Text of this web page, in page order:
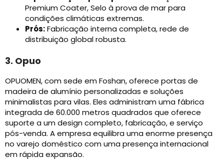
Premium Coater, Selo à prova de mar para
condições climáticas extremas.
Prós:Fabricação interna completa, rede de
distribuição global robusta.
3. Opuo
OPUOMEN, com sede em Foshan, oferece portas de
madeira de alumínio personalizadas e soluções
minimalistas para vilas. Eles administram uma fábrica
integrada de 60.000 metros quadrados que oferece
suporte a um design completo, fabricação, e serviço
pós-venda. A empresa equilibra uma enorme presença
no varejo doméstico com uma presença internacional
em rápida expansão.